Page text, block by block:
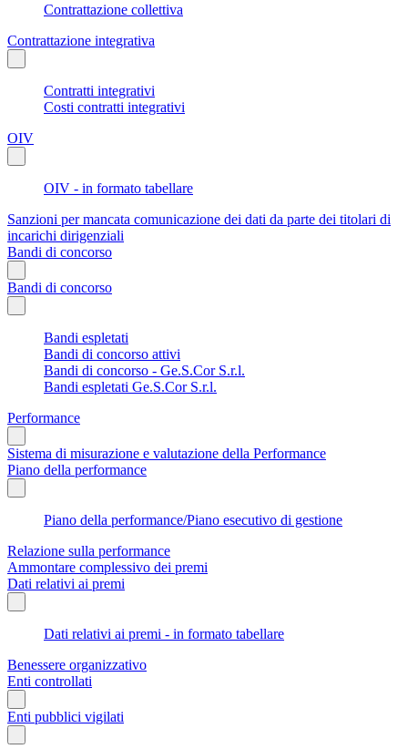
Contrattazione collettiva
Contrattazione integrativa
Contratti integrativi
Costi contratti integrativi
OIV
OIV - in formato tabellare
Sanzioni per mancata comunicazione dei dati da parte dei titolari di
incarichi dirigenziali
Bandi di concorso
Bandi di concorso
Bandi espletati
Bandi di concorso attivi
Bandi di concorso - Ge.S.Cor S.r.l.
Bandi espletati Ge.S.Cor S.r.l.
Performance
Sistema di misurazione e valutazione della Performance
Piano della performance
Piano della performance/Piano esecutivo di gestione
Relazione sulla performance
Ammontare complessivo dei premi
Dati relativi ai premi
Dati relativi ai premi - in formato tabellare
Benessere organizzativo
Enti controllati
Enti pubblici vigilati